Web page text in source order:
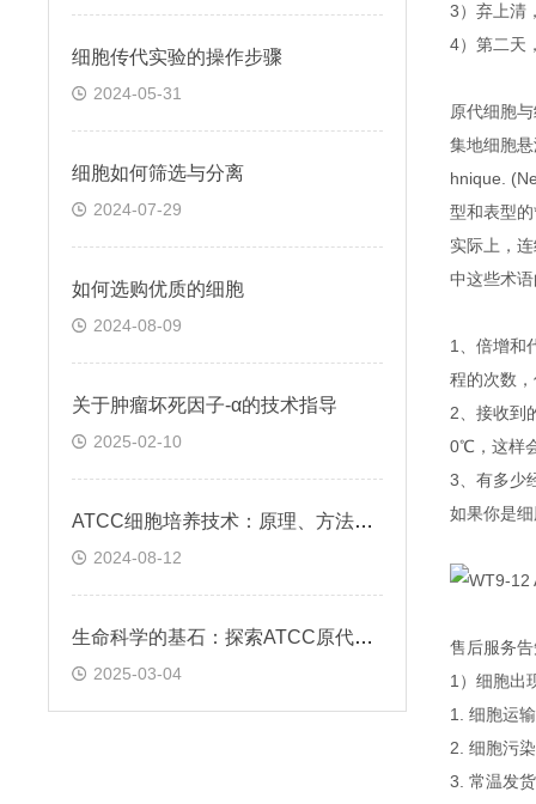
细胞传代实验的操作步骤
2024-05-31
细胞如何筛选与分离
2024-07-29
如何选购优质的细胞
2024-08-09
关于​肿瘤坏死因子-α的技术指导
2025-02-10
ATCC细胞培养技术：原理、方法与应用实践
2024-08-12
生命科学的基石：探索ATCC原代细胞的魅力
2025-03-04
3）弃上清
4）第二天
原代细胞
集地细胞
hnique.
型和表型
实际上，
中这些术
1、倍增和
程的次数
2、接收到
0℃，这样
3、有多少
如果你是
售后服务
1）细胞出
1. 细胞运
2. 细胞污
3. 常温发